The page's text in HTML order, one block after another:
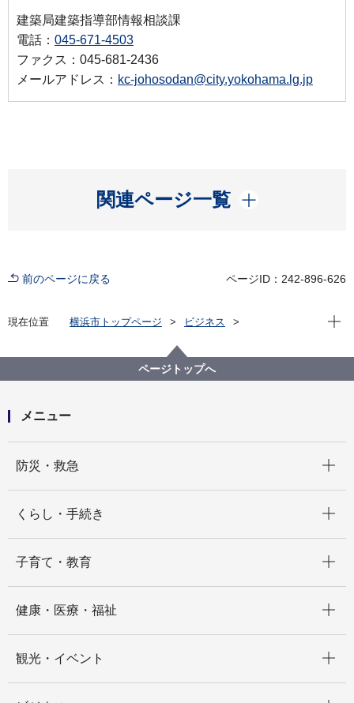
建築局建築指導部情報相談課
電話： 045-671-4503
ファクス：045-681-2436
メールアドレス： kc-johosodan@city.yokohama.lg.jp
関連ページ一覧
開く
前のページに戻る ページID：242-896-626
現在位置 横浜市トップページ
ビジネス
窓口案内・一般相談・各種証明・閲覧
建築・開発に関する各種証明・閲覧
建築・開発に関する証明・閲覧について
現在
ページトップへ
メニュー
防災・救急
くらし・手続き
子育て・教育
健康・医療・福祉
観光・イベント